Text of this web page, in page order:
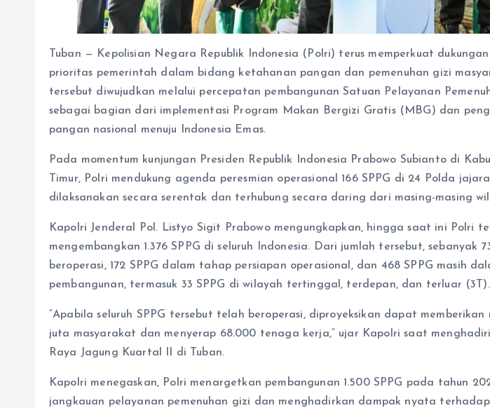
Tuban — Kepolisian Negara Republik Indonesia (Polri) terus memperkuat
prioritas pemerintah dalam bidang ketahanan pangan dan pemenuhan gizi
tersebut diwujudkan melalui percepatan pembangunan Satuan Pelayanan
sebagai bagian dari implementasi Program Makan Bergizi Gratis (MBG) dan
pangan nasional menuju Indonesia Emas.
Pada momentum kunjungan Presiden Republik Indonesia Prabowo Subianto di
Timur, Polri mendukung agenda peresmian operasional 166 SPPG di 24 Polda
dilaksanakan secara serentak dan terhubung secara daring dari masing-masing
Kapolri Jenderal Pol. Listyo Sigit Prabowo mengungkapkan, hingga saat ini Polri
mengembangkan 1.376 SPPG di seluruh Indonesia. Dari jumlah tersebut, sebanyak
beroperasi, 172 SPPG dalam tahap persiapan operasional, dan 468 SPPG masih
pembangunan, termasuk 33 SPPG di wilayah tertinggal, terdepan, dan terluar (3T).
“Apabila seluruh SPPG tersebut telah beroperasi, diproyeksikan dapat
juta masyarakat dan menyerap 68.000 tenaga kerja,” ujar Kapolri saat
Raya Jagung Kuartal II di Tuban.
Kapolri menegaskan, Polri menargetkan pembangunan 1.500 SPPG pada tahun
jangkauan pelayanan pemenuhan gizi dan menghadirkan dampak nyata